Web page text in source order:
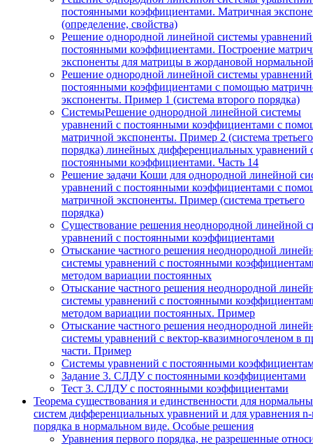
постоянными коэффициентами. Матричная
(определение, свойства)
Решение однородной линейной системы
постоянными коэффициентами. Построение
экспоненты для матрицы в жордановой
Решение однородной линейной системы
постоянными коэффициентами с помощью
экспоненты. Пример 1 (система второго порядка)
СистемыРешение однородной линейной системы
уравнений с постоянными коэффициентами с
матричной экспоненты. Пример 2 (система третьего
порядка) линейных дифференциальных уравнений
постоянными коэффициентами. Часть 14
Решение задачи Коши для однородной линейной
уравнений с постоянными коэффициентами с
матричной экспоненты. Пример (система третьего
порядка)
Существование решения неоднородной линейной
уравнений с постоянными коэффициентами
Отыскание частного решения неоднородной
системы уравнений с постоянными
методом вариации постоянных
Отыскание частного решения неоднородной
системы уравнений с постоянными
методом вариации постоянных. Пример
Отыскание частного решения неоднородной
системы уравнений с вектор-квазимногочленом в
части. Пример
Системы уравнений с постоянными
Задание 3. СЛДУ с постоянными коэффициентами
Тест 3. СЛДУ с постоянными коэффициентами
Теорема существования и единственности для
систем дифференциальных уравнений и для уравнения n-
порядка в нормальном виде. Особые решения
Уравнения первого порядка, не разрешенные